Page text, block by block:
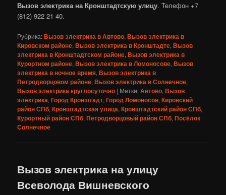
Вызов электрика на Кронштадтскую улицу. Телефон +7
(812) 922 21 40.
Рубрика:Вызов электрика в Автово,Вызов электрика в
Кировском районе,Вызов электрика в Кронштадте,Вызов
электрика в Кронштадтском районе,Вызов электрика в
Курортном районе,Вызов электрика в Ломоносове,Вызов
электрика в ночное время,Вызов электрика в
Петродворцовом районе,Вызов электрика в Солнечное,
Вызов электрика круглосуточно | Метки:Автово,Вызов
электрика,Город Кронштадт,Город Ломоносов,Кировский
район СПб,Кронштадтская улица,Кронштадтский район СПб,
Курортный район СПб,Петродворцовый район СПб,Посёлок
Солнечное
Вызов электрика на улицу
Всеволода Вишневского